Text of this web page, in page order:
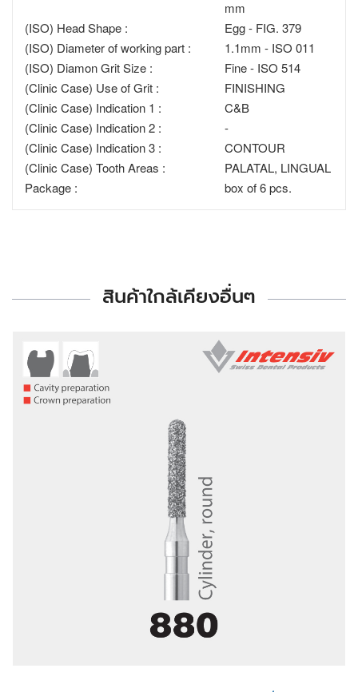
mm
(ISO) Head Shape :
Egg - FIG. 379
(ISO) Diameter of working part :
1.1mm - ISO 011
(ISO) Diamon Grit Size :
Fine - ISO 514
(Clinic Case) Use of Grit :
FINISHING
(Clinic Case) Indication 1 :
C&B
(Clinic Case) Indication 2 :
-
(Clinic Case) Indication 3 :
CONTOUR
(Clinic Case) Tooth Areas :
PALATAL, LINGUAL
Package :
box of 6 pcs.
สินค้าใกล้เคียงอื่นๆ